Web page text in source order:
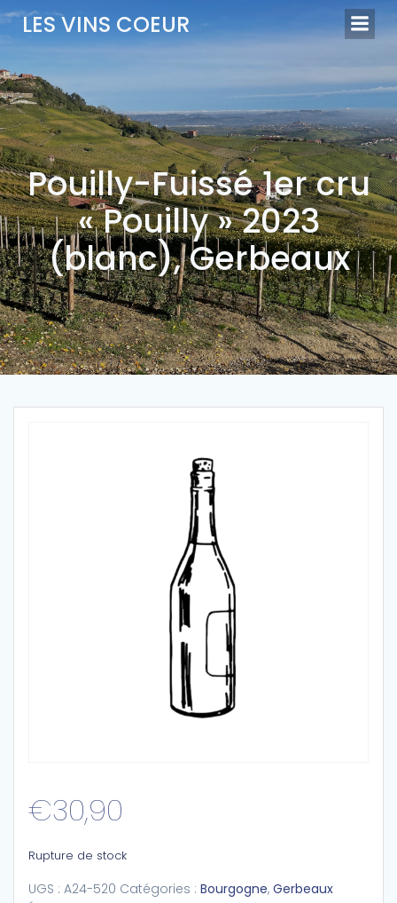
Aller
au
contenu
LES VINS COEUR
Pouilly-Fuissé 1er cru
« Pouilly » 2023
(blanc), Gerbeaux
€30,90
Rupture de stock
UGS : A24-520 Catégories : Bourgogne, Gerbeaux